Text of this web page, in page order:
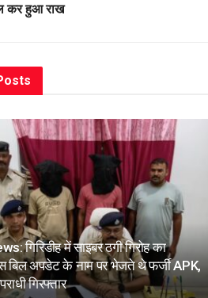
कर हुआ राख
गिरिडीह में साइबर ठगी गिरोह का
बिल अपडेट के नाम पर भेजते थे फर्जी APK,
गिरफ्तार